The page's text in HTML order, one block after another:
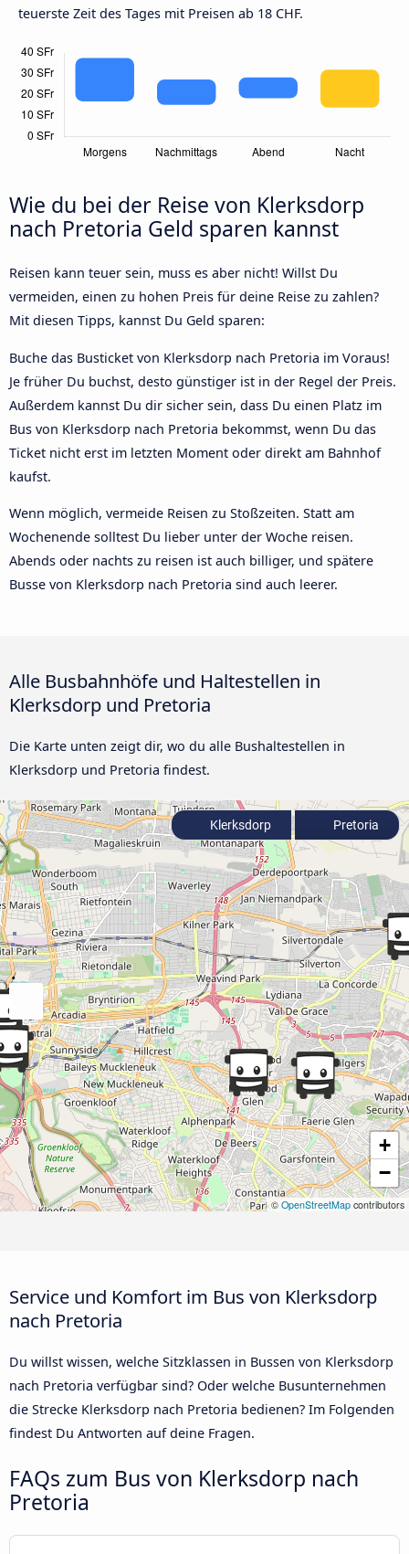
teuerste Zeit des Tages mit Preisen ab 18 CHF.
Wie du bei der Reise von Klerksdorp
nach Pretoria Geld sparen kannst
Reisen kann teuer sein, muss es aber nicht! Willst Du
vermeiden, einen zu hohen Preis für deine Reise zu zahlen?
Mit diesen Tipps, kannst Du Geld sparen:
Buche das Busticket von Klerksdorp nach Pretoria im Voraus!
Je früher Du buchst, desto günstiger ist in der Regel der Preis.
Außerdem kannst Du dir sicher sein, dass Du einen Platz im
Bus von Klerksdorp nach Pretoria bekommst, wenn Du das
Ticket nicht erst im letzten Moment oder direkt am Bahnhof
kaufst.
Wenn möglich, vermeide Reisen zu Stoßzeiten. Statt am
Wochenende solltest Du lieber unter der Woche reisen.
Abends oder nachts zu reisen ist auch billiger, und spätere
Busse von Klerksdorp nach Pretoria sind auch leerer.
Alle Busbahnhöfe und Haltestellen in
Klerksdorp und Pretoria
Die Karte unten zeigt dir, wo du alle Bushaltestellen in
Klerksdorp und Pretoria findest.
+
−
© OpenStreetMap contributors
Klerksdorp Pretoria
Service und Komfort im Bus von Klerksdorp
nach Pretoria
Du willst wissen, welche Sitzklassen in Bussen von Klerksdorp
nach Pretoria verfügbar sind? Oder welche Busunternehmen
die Strecke Klerksdorp nach Pretoria bedienen? Im Folgenden
findest Du Antworten auf deine Fragen.
FAQs zum Bus von Klerksdorp nach
Pretoria